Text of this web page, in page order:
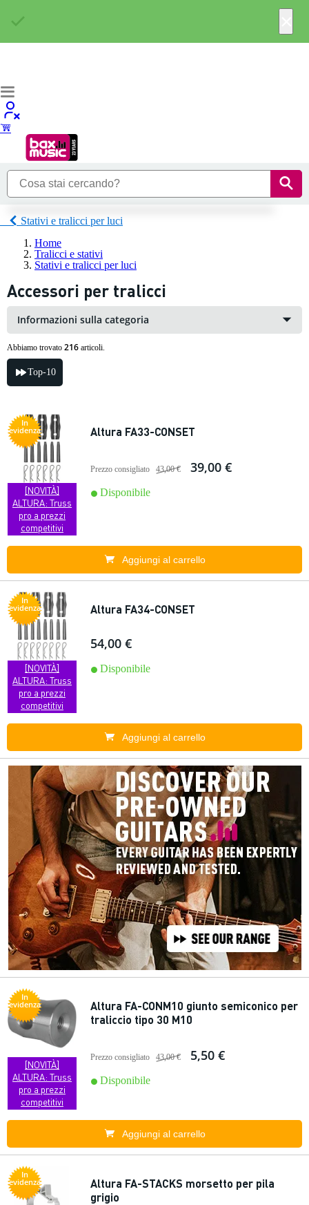
Stativi e tralicci per luci
Home
Tralicci e stativi
Stativi e tralicci per luci
Accessori per tralicci
Informazioni sulla categoria
Abbiamo trovato 216 articoli.
Top-10
In
evidenza
[NOVITÀ]
ALTURA: Truss
pro a prezzi
competitivi
Altura FA33-CONSET
Prezzo consigliato 43,00 € 39,00 €
Disponibile
Aggiungi al carrello
In
evidenza
[NOVITÀ]
ALTURA: Truss
pro a prezzi
competitivi
Altura FA34-CONSET
54,00 €
Disponibile
Aggiungi al carrello
In
evidenza
[NOVITÀ]
ALTURA: Truss
pro a prezzi
competitivi
Altura FA-CONM10 giunto semiconico per
traliccio tipo 30 M10
Prezzo consigliato 43,00 € 5,50 €
Disponibile
Aggiungi al carrello
In
evidenza
Altura FA-STACKS morsetto per pila
grigio